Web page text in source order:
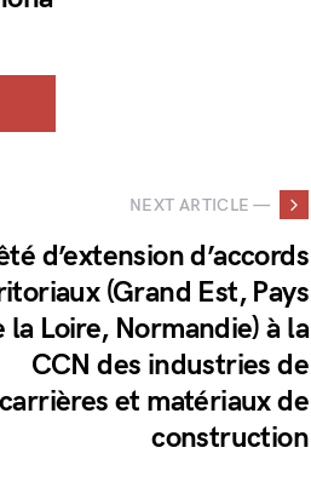
NEXT ARTICLE —
d’extension d’accords
(Grand Est, Pays
la Loire, Normandie) à la
CCN des industries de
carrières et matériaux de
construction